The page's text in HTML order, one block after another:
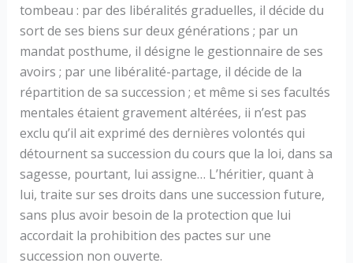
tombeau : par des libéralités graduelles, il décide du
sort de ses biens sur deux générations ; par un
mandat posthume, il désigne le gestionnaire de ses
avoirs ; par une libéralité-partage, il décide de la
répartition de sa succession ; et même si ses facultés
mentales étaient gravement altérées, ii n’est pas
exclu qu’il ait exprimé des dernières volontés qui
détournent sa succession du cours que la loi, dans sa
sagesse, pourtant, lui assigne… L’héritier, quant à
lui, traite sur ses droits dans une succession future,
sans plus avoir besoin de la protection que lui
accordait la prohibition des pactes sur une
succession non ouverte.